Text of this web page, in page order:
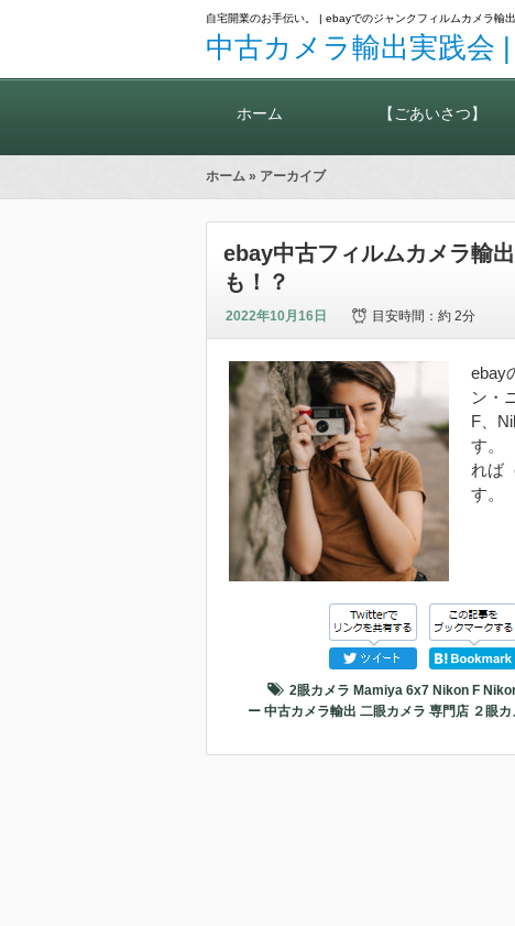
自宅開業のお手伝い。 | ebayでのジャンクフィルムカメラ輸
中古カメラ輸出実践会
ホーム 【ごあいさつ】
ホーム » アーカイブ
ebay中古フィルムカメラ輸
も！？
2022年10月16日 目安時間：約 2分
ebay
ン・
F、
す。
れば
す
2眼カメラ Mamiya 6x7 Nikon F
ー 中古カメラ輸出 二眼カメラ 専門店 ２眼カ